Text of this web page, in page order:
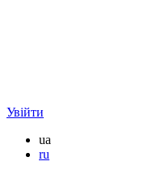
Увійти
ua
ru